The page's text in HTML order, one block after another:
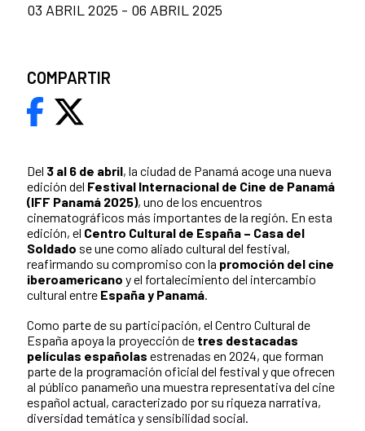
Del 3 al 6 de abril, la ciudad de Panamá acoge una nueva
edición del Festival Internacional de Cine de Panamá
(IFF Panamá 2025), uno de los encuentros
cinematográficos más importantes de la región. En esta
edición, el Centro Cultural de España – Casa del
Soldado se une como aliado cultural del festival,
reafirmando su compromiso con la promoción del cine
iberoamericano y el fortalecimiento del intercambio
cultural entre España y Panamá.
Como parte de su participación, el Centro Cultural de
España apoya la proyección de tres destacadas
películas españolas estrenadas en 2024, que forman
parte de la programación oficial del festival y que ofrecen
al público panameño una muestra representativa del cine
español actual, caracterizado por su riqueza narrativa,
diversidad temática y sensibilidad social.
03 ABRIL 2025 - 06 ABRIL 2025
COMPARTIR